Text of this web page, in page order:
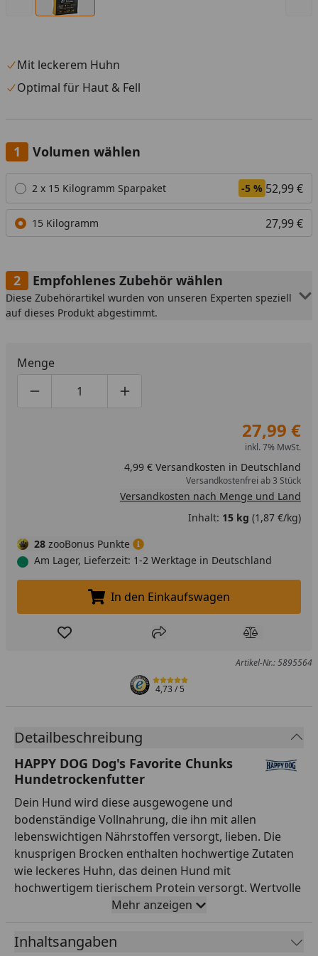
Mit leckerem Huhn
Optimal für Haut & Fell
Volumen wählen
Alle anzeigen (2)
2 x 15 Kilogramm Sparpaket -5 % 52,99 €
15 Kilogramm 27,99 €
Empfohlenes Zubehör wählen
Diese Zubehörartikel wurden von unseren Experten speziell
auf dieses Produkt abgestimmt.
Menge
Produktmenge um eins verringern
Produktmenge manuell eingeben
Produktmenge um eins erhöhen
27,99 €
inkl. 7% MwSt.
4,99 € Versandkosten in Deutschland
Versandkostenfrei ab 3 Stück
Versandkosten nach Menge und Land
Inhalt: 15 kg (1,87 €/kg)
28 zooBonus Punkte
Am Lager, Lieferzeit: 1-2 Werktage in Deutschland
In den Einkaufswagen legen
In den Einkaufswagen
Produkt zur Wunschliste hinzufügen
Teilen Produkt
Artikel-Nr.: 5895564
4,73/ 5
Detailbeschreibung
HAPPY DOG Dog's Favorite Chunks
Hundetrockenfutter
Dein Hund wird diese ausgewogene und
bodenständige Vollnahrung, die ihn mit allen
lebenswichtigen Nährstoffen versorgt, lieben. Die
knusprigen Brocken enthalten hochwertige Zutaten
wie leckeres Huhn, das deinen Hund mit
hochwertigem tierischem Protein versorgt. Wertvolle
Omega-3- und Omega-6 Fettsäuren unterstützen ein
glänzendes Fell. Das ausgewogene, schmackhafte
Hundefutter in guter Qualität eignet sich optimal für
Mehr anzeigen
Inhaltsangaben